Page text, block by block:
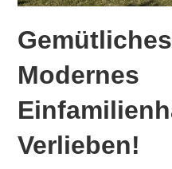
Modernes
Verlieben!